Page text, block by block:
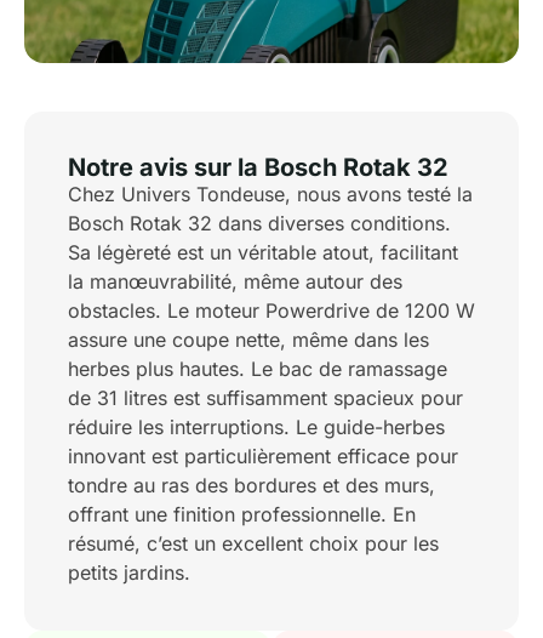
Notre avis sur la Bosch Rotak 32
Chez Univers Tondeuse, nous avons testé la
Bosch Rotak 32 dans diverses conditions.
Sa légèreté est un véritable atout, facilitant
la manœuvrabilité, même autour des
obstacles. Le moteur Powerdrive de 1200 W
assure une coupe nette, même dans les
herbes plus hautes. Le bac de ramassage
de 31 litres est suffisamment spacieux pour
réduire les interruptions. Le guide-herbes
innovant est particulièrement efficace pour
tondre au ras des bordures et des murs,
offrant une finition professionnelle. En
résumé, c’est un excellent choix pour les
petits jardins.